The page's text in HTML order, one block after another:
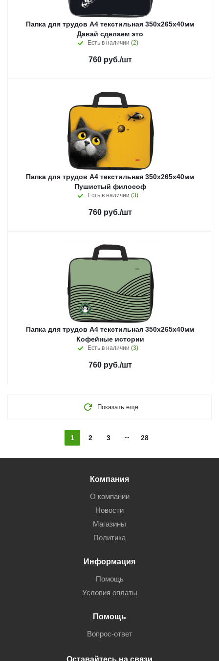
Папка для трудов А4 текстильная 350х265х40мм
Давай сделаем это
Есть в наличии (2)
760руб./шт
Папка для трудов А4 текстильная 350х265х40мм
Пушистый философ
Есть в наличии (3)
760руб./шт
Папка для трудов А4 текстильная 350х265х40мм
Кофейные истории
Есть в наличии (3)
760руб./шт
Показать еще
1 2 3 28
Компания
О компании
Новости
Магазины
Политика
Информация
Помощь
Условия оплаты
Помощь
Вопрос-ответ
Оставайтесь на связи